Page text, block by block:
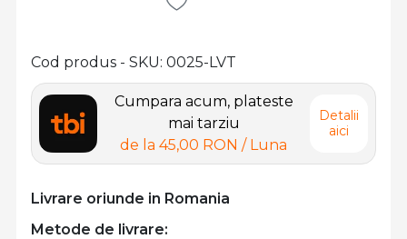
Cumpara acum, plateste
mai tarziu
de la 45,00 RON / Luna
Detalii
aici
Livrare oriunde in Romania
Cod produs - SKU 0025-LVT
Metode de livrare: